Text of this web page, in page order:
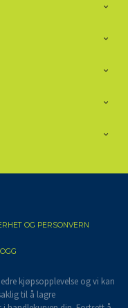
OG PERSONVERN
kjøpsopplevelse og vi kan
til å lagre